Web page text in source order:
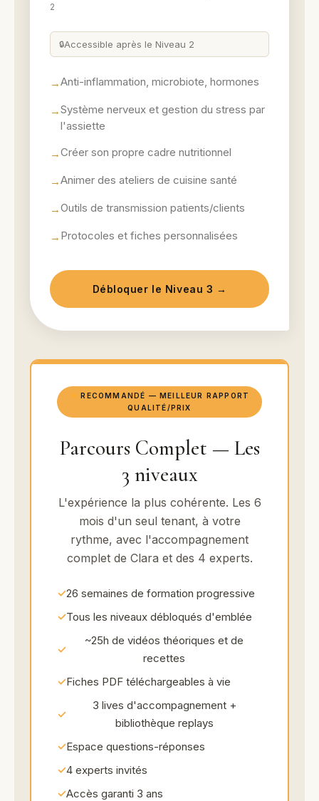
2
Accessible après le Niveau 2
Anti-inflammation, microbiote, hormones
Système nerveux et gestion du stress par
l'assiette
Créer son propre cadre nutritionnel
Animer des ateliers de cuisine santé
Outils de transmission patients/clients
Protocoles et fiches personnalisées
Débloquer le Niveau 3 →
RECOMMANDÉ — MEILLEUR RAPPORT
QUALITÉ/PRIX
Parcours Complet — Les
3 niveaux
L'expérience la plus cohérente. Les 6
mois d'un seul tenant, à votre
rythme, avec l'accompagnement
complet de Clara et des 4 experts.
26 semaines de formation progressive
Tous les niveaux débloqués d'emblée
~25h de vidéos théoriques et de
recettes
Fiches PDF téléchargeables à vie
3 lives d'accompagnement +
bibliothèque replays
Espace questions-réponses
4 experts invités
Accès garanti 3 ans